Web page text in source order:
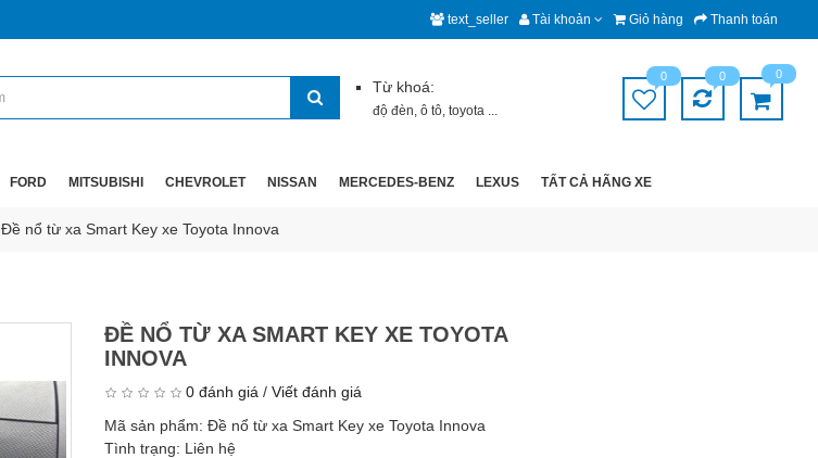
text_seller Tài khoản Giỏ hàng Thanh toán
Từ khoá:
độ đèn,ô tô,toyota ...
0 0 0
FORD MITSUBISHI CHEVROLET NISSAN MERCEDES-BENZ LEXUS TẤT CẢ HÃNG XE
Đề nổ từ xa Smart Key xe Toyota Innova
ĐỀ NỔ TỪ XA SMART KEY XE TOYOTA
INNOVA
0 đánh giá / Viết đánh giá
Mã sản phẩm: Đề nổ từ xa Smart Key xe Toyota Innova
Tình trạng: Liên hệ